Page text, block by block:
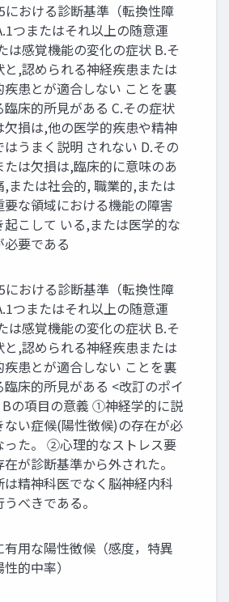
における診断基準（転換性障
つまたはそれ以上の随意運
は感覚機能の変化の症状 B.そ
と,認められる神経疾患または
疾患とが適合しない ことを裏
臨床的所見がある C.その症状
欠損は,他の医学的疾患や精神
はうまく説明 されない D.その
たは欠損は,臨床的に意味のあ
,または社会的, 職業的,または
要な領域における機能の障害
起こして いる,または医学的な
必要である
における診断基準（転換性障
つまたはそれ以上の随意運
は感覚機能の変化の症状 B.そ
と,認められる神経疾患または
疾患とが適合しない ことを裏
臨床的所見がある <改訂のポイ
Bの項目の意義 ①神経学的に説
ない症候(陽性徴候)の存在が必
った。 ②心理的なストレス要
が診断基準から外された。
精神科医でなく脳神経内科
べきである。
有用な陽性徴候（感度，特異
的中率）